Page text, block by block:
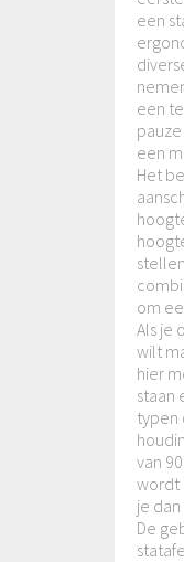
een
een
een
Het
om
Als je
wilt
hier
staan
typen
van
wordt
je
De